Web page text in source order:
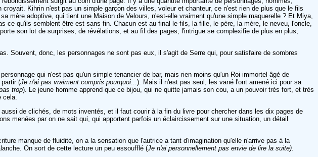
Kihrin n'est pas un simple garçon des villes, voleur et chanteur, ce n'est rien de plus que le fils
adoptive, qui tient une Maison de Velours, n'est-elle vraiment qu'une simple maquerelle ? Et Miya,
qu'ils semblent être est sans fin. Chacun est au final le fils, la fille, le père, la mère, le neveu, l'oncle,
son lot de surprises, de révélations, et au fil des pages, l'intrigue se complexifie de plus en plus,
Souvent, donc, les personnages ne sont pas eux, il s'agit de Serre qui, pour satisfaire de sombres
qui n'est pas qu'un simple tenancier de bar, mais rien moins qu'un Roi immortel âgé de
(Je n'ai pas vraiment compris pourquoi... ). Mais il n'est pas seul, les vané l'ont amené ici pour sa
trop). Le jeune homme apprend que ce bijou, qui ne quitte jamais son cou, a un pouvoir très fort, et très
de clichés, de mots inventés, et il faut courir à la fin du livre pour chercher dans les dix pages de
menées par on ne sait qui, qui apportent parfois un éclaircissement sur une situation, un détail
manque de fluidité, on a la sensation que l'autrice a tant d'imagination qu'elle n'arrive pas à la
On sort de cette lecture un peu essoufflé (Je n'ai personnellement pas envie de lire la suite)